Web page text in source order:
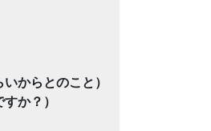
からとのこと）
か？）